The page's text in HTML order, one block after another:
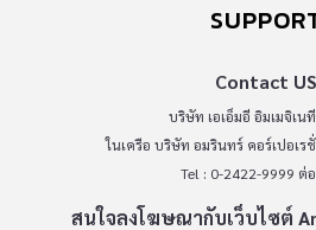
Contact US
บริษัท เอเอ็มอี อิมเมจิเน
ในเครือ บริษัท อมรินทร์ คอร์เปอเ
Tel : 0-2422-9999 ต่
สนใจลงโฆษณากับเว็บไซต์